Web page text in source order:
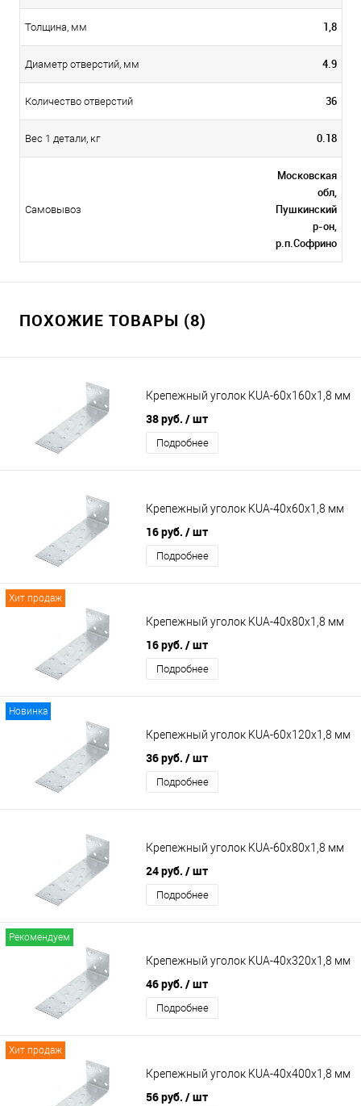
Толщина, мм 1,8
Диаметр отверстий, мм 4.9
Количество отверстий 36
Вес 1 детали, кг 0.18
Самовывоз
Московская
обл,
Пушкинский
р-он,
р.п.Софрино
ПОХОЖИЕ ТОВАРЫ (8)
Крепежный уголок KUА-60х160х1,8 мм
38 руб. / шт
Подробнее
Крепежный уголок KUА-40х60х1,8 мм
16 руб. / шт
Подробнее
Хит продаж
Крепежный уголок KUА-40х80х1,8 мм
16 руб. / шт
Подробнее
Новинка
Крепежный уголок KUА-60х120х1,8 мм
36 руб. / шт
Подробнее
Крепежный уголок KUА-60х80х1,8 мм
24 руб. / шт
Подробнее
Рекомендуем
Крепежный уголок KUА-40х320х1,8 мм
46 руб. / шт
Подробнее
Хит продаж
Крепежный уголок KUА-40х400х1,8 мм
56 руб. / шт